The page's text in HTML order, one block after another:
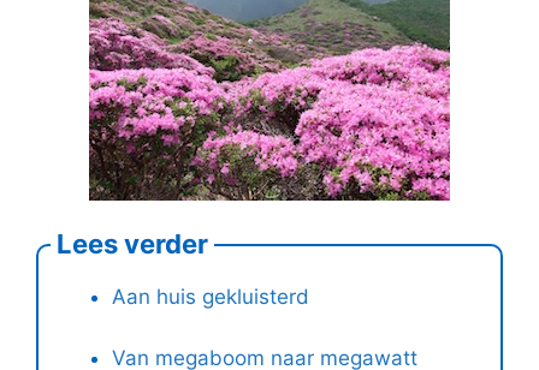
Lees verder
Aan huis gekluisterd
Van megaboom naar megawatt